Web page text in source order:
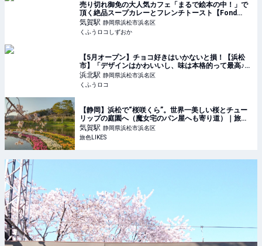
売り切れ御免の大人気カフェ「まるで絵本の中！」で
頂く絶品スープカレーとフレンチトースト【Fond
Cafe】浜松に行ったら行かなきゃ損 | くふうロコしず
おか
気賀駅 静岡県浜松市浜名区
くふうロコしずおか
【5月オープン】チョコ好きはいかないと損！【浜松
市】「デザインはかわいいし、味は本格的って最高♪」
人気のミモザショコラトリー | 『くふうロコしずお
か』静岡の暮らしを便利に・楽しく
浜北駅 静岡県浜松市浜名区
くふうロコ
【静岡】浜松で“桜咲くら”。世界一美しい桜とチュー
リップの庭園へ（魔女宅のパン屋へも寄り道）｜旅色
LIKES
気賀駅 静岡県浜松市浜名区
旅色LIKES